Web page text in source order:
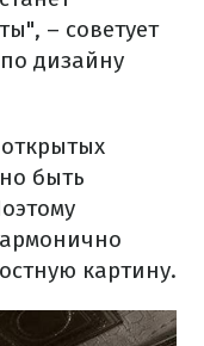
– советует
дизайну
быть
картину.